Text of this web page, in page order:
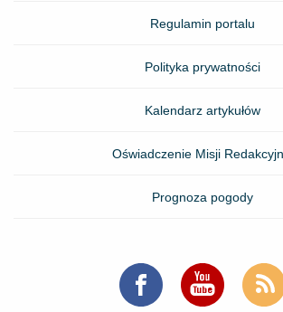
Regulamin portalu
Polityka prywatności
Kalendarz artykułów
Oświadczenie Misji
Prognoza pogody